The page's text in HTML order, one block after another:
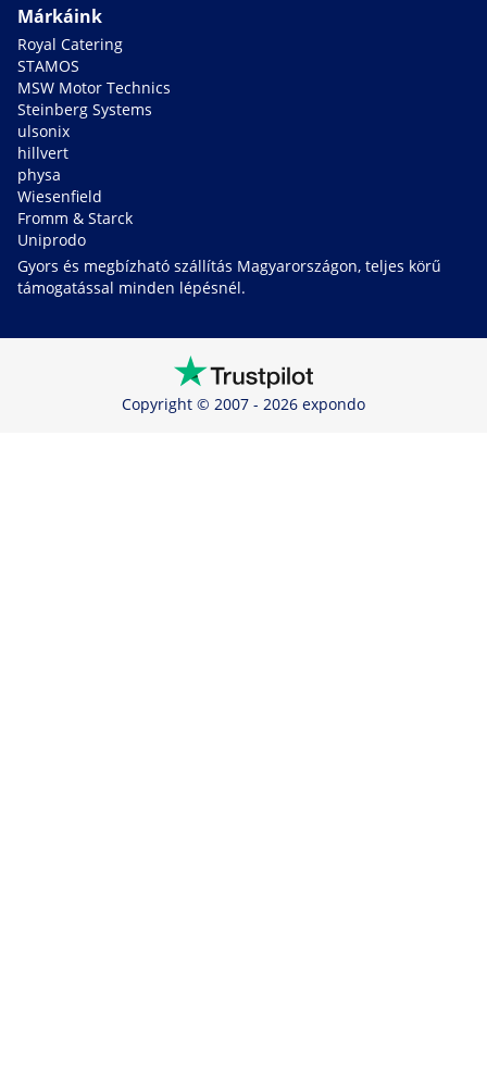
Márkáink
Royal Catering
STAMOS
MSW Motor Technics
Steinberg Systems
ulsonix
hillvert
physa
Wiesenfield
Fromm & Starck
Uniprodo
Gyors és megbízható szállítás Magyarországon, teljes körű
támogatással minden lépésnél.
Copyright © 2007 - 2026 expondo